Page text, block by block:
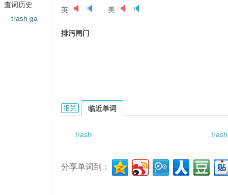
英 美
排污闸门
trash gate的相关资料：
临近单词
trash
分享单词到：
查词历史
trash ga